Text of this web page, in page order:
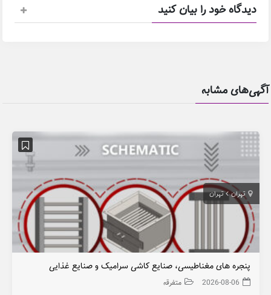
دیدگاه خود را بیان کنید
آگهی‌های مشابه
تهران تهران
پنجره های مغناطیسی، صنایع کاشی سرامیک و صنایع غذایی
2026-08-06 متفرقه